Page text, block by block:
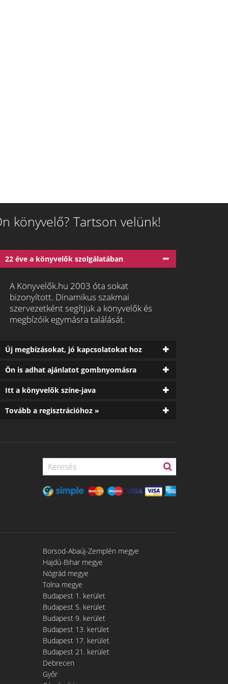
könyvelő? Tartson velünk!
22 éve a könyvelők szolgálatában
A Könyvelők.hu 2003 óta sokat
bizonyított. Dinamikus szakmai
szervezetként segítjük a könyvelők és
megbízóik egymásra találását.
Új megbízásokat, jó kapcsolatokat hoz
Ön is adhat ajánlatot gombnyomásra
Itt a könyvelők színe-java
Tovább a regisztrációhoz »
Borsod-Abaúj-Zemplén megye
Hajdú-Bihar megye
Nógrád megye
Tolna megye
Budapest 1. kerület
Budapest 5. kerület
Budapest 9. kerület
Budapest 13. kerület
Budapest 17. kerület
Budapest 21. kerület
Debrecen
Győr